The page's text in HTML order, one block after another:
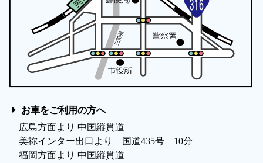
お車をご利用の方へ
広島方面より 中国縦貫道
美祢インター出口より 国道435号 10分
福岡方面より 中国縦貫道